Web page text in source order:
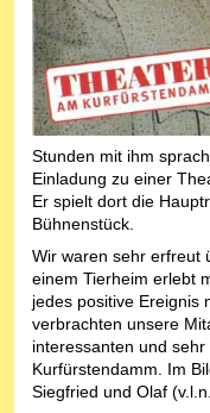
Stunden mit ihm
Einladung zu einer
Er spielt dort die
Bühnenstück.
Wir waren sehr erfreut
einem Tierheim erlebt
jedes positive Ereignis
verbrachten unsere
interessanten und
Kurfürstendamm. Im
Siegfried und Olaf